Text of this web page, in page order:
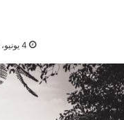
4 يونيو، 2025